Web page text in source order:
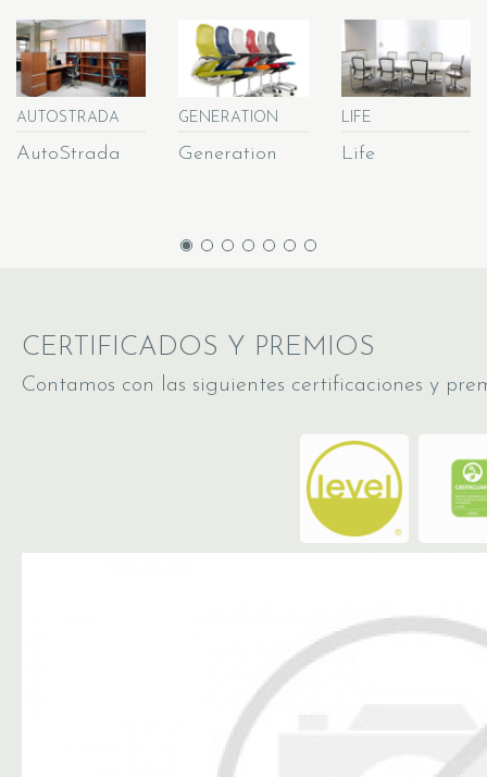
AUTOSTRADA
AutoStrada
GENERATION
Generation
LIFE
Life
CERTIFICADOS Y PREMIOS
Contamos con las siguientes certificaciones y